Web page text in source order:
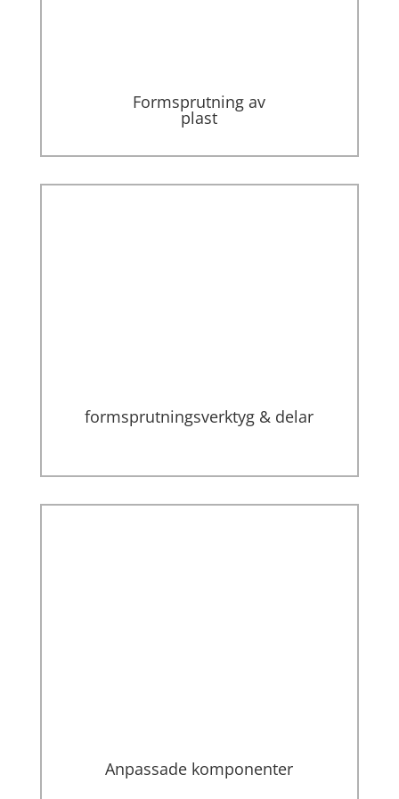
Formsprutning av
plast
formsprutningsverktyg & delar
Anpassade komponenter